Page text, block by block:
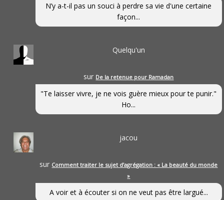
N’y a-t-il pas un souci à perdre sa vie d'une certaine
façon...
Quelqu'un
sur De la retenue pour Ramadan
"Te laisser vivre, je ne vois guère mieux pour te punir."
Ho...
jacou
sur Comment traiter le sujet d’agrégation : « La beauté du monde
»
A voir et à écouter si on ne veut pas être largué...